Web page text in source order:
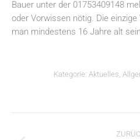
Bauer unter der 01753409148
oder Vorwissen nötig. Die
man mindestens 16 Jahre alt
Kategorie: Aktuelles